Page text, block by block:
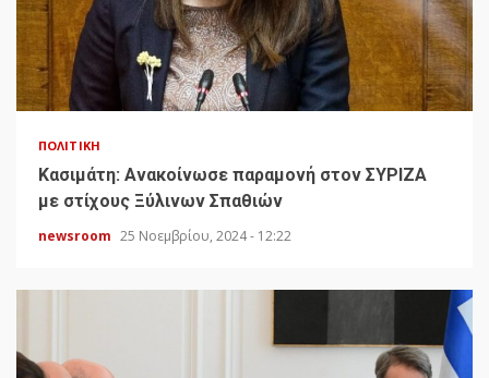
ΠΟΛΙΤΙΚΉ
Κασιμάτη: Ανακοίνωσε παραμονή στον ΣΥΡΙΖΑ
με στίχους Ξύλινων Σπαθιών
newsroom 25 Νοεμβρίου, 2024 - 12:22